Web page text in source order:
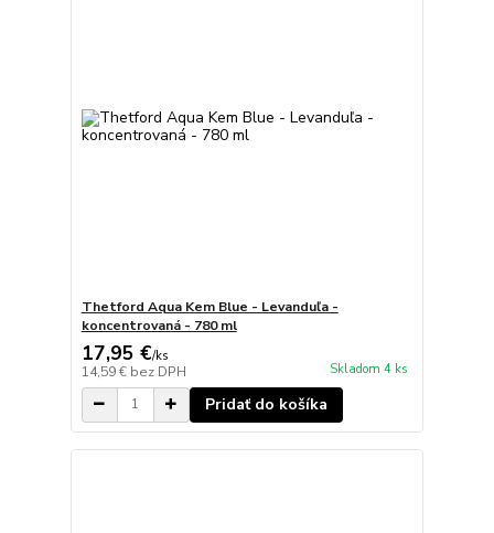
Thetford Aqua Kem Blue - Levanduľa -
koncentrovaná - 780 ml
17,95 €/ks
14,59 € bez DPH Skladom 4 ks
Pridať do košíka